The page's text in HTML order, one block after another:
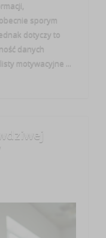
sporym
dotyczy to
danych
motywacyjne ...